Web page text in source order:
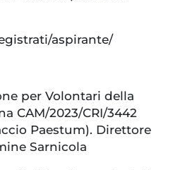
aspirante/
per Volontari della
CAM/2023/CRI/3442
Paestum). Direttore
Sarnicola